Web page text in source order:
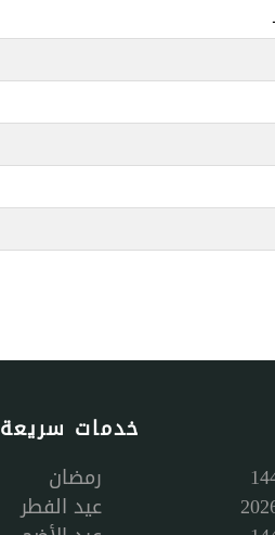
خدمات سريعة
رمضان
عيد الفطر